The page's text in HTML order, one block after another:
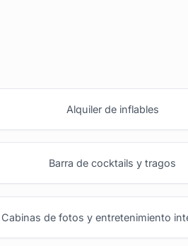
Alquiler de inflables
Barra de cocktails y tragos
Cabinas de fotos y entretenimiento